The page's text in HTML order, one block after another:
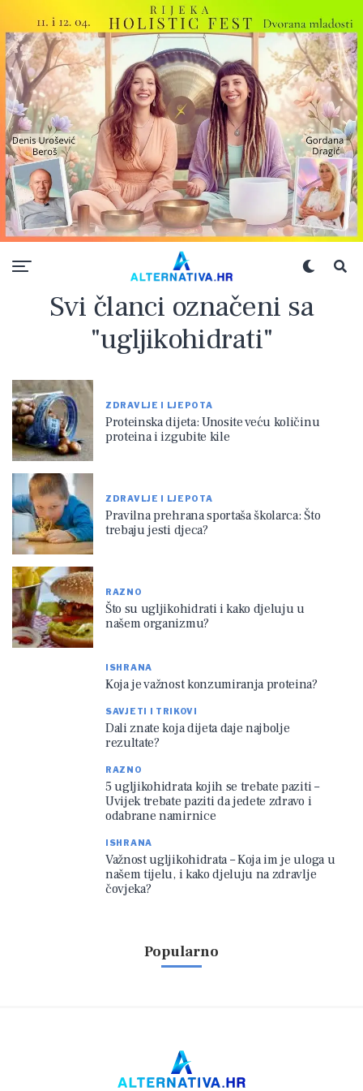
Svi članci označeni sa
"ugljikohidrati"
ZDRAVLJE I LJEPOTA
Proteinska dijeta: Unosite veću količinu
proteina i izgubite kile
ZDRAVLJE I LJEPOTA
Pravilna prehrana sportaša školarca: Što
trebaju jesti djeca?
RAZNO
Što su ugljikohidrati i kako djeluju u
našem organizmu?
ISHRANA
Koja je važnost konzumiranja proteina?
SAVJETI I TRIKOVI
Dali znate koja dijeta daje najbolje
rezultate?
RAZNO
5 ugljikohidrata kojih se trebate paziti –
Uvijek trebate paziti da jedete zdravo i
odabrane namirnice
ISHRANA
Važnost ugljikohidrata – Koja im je uloga u
našem tijelu, i kako djeluju na zdravlje
čovjeka?
Popularno